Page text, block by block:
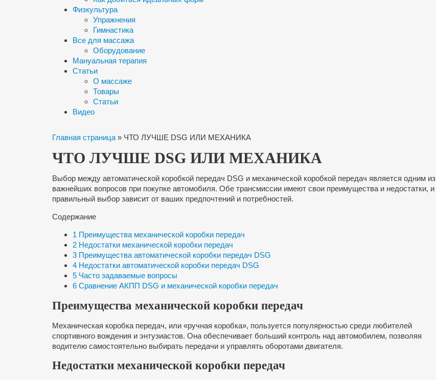
Физкультура
Упражнения
Гимнастика
Все для массажа
Оборудование
Мануальная терапия
Статьи
О массаже
Товары
Статьи
Видео
Главная страница » ЧТО ЛУЧШЕ DSG ИЛИ МЕХАНИКА
ЧТО ЛУЧШЕ DSG ИЛИ МЕХАНИКА
Выбор между автоматической коробкой передач DSG и механической коробкой передач является одним из
важнейших вопросов при покупке автомобиля. Обе трансмиссии имеют свои преимущества и недостатки, и
правильный выбор зависит от ваших предпочтений и потребностей.
Содержание
1 Преимущества механической коробки передач
2 Недостатки механической коробки передач
3 Преимущества автоматической коробки передач DSG
4 Недостатки автоматической коробки передач DSG
5 Часто задаваемые вопросы
6 Сравнение АКПП DSG и механической коробки передач
Преимущества механической коробки передач
Механическая коробка передач, или «ручная коробка», пользуется популярностью среди любителей
спортивного вождения и энтузиастов. Она обеспечивает больший контроль над автомобилем, позволяя
водителю самостоятельно выбирать передачи и управлять оборотами двигателя.
Недостатки механической коробки передач